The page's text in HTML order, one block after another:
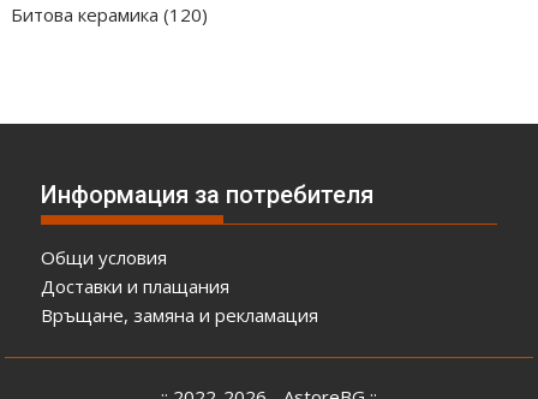
Битова керамика 120120
Информация за потребителя
Общи условия
Доставки и плащания
Връщане, замяна и рекламация